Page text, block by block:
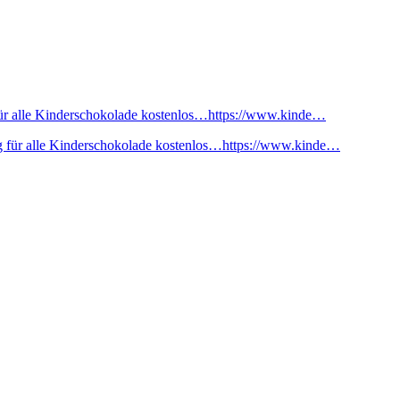
alle Kinderschokolade kostenlos…https://www.kinde…
für alle Kinderschokolade kostenlos…https://www.kinde…